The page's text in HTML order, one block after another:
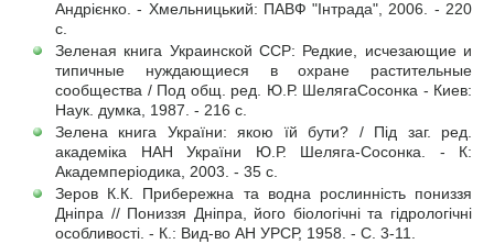
Андрієнко. - Хмельницький: ПАВФ "Інтрада", 2006. - 220
с.
Зеленая книга Украинской ССР: Редкие, исчезающие и
типичные нуждающиеся в охране растительные
сообщества / Под общ. ред. Ю.Р. ШелягаСосонка - Киев:
Наук. думка, 1987. - 216 с.
Зелена книга України: якою їй бути? / Під заг. ред.
академіка НАН України Ю.Р. Шеляга-Сосонка. - К:
Академперіодика, 2003. - 35 с.
Зеров К.К. Прибережна та водна рослинність пониззя
Дніпра // Пониззя Дніпра, його біологічні та гідрологічні
особливості. - К.: Вид-во АН УРСР, 1958. - С. 3-11.